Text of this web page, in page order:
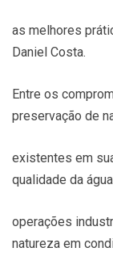
as melhores
Daniel Costa.
Entre os
preservação de
existentes em
qualidade da
operações
natureza em